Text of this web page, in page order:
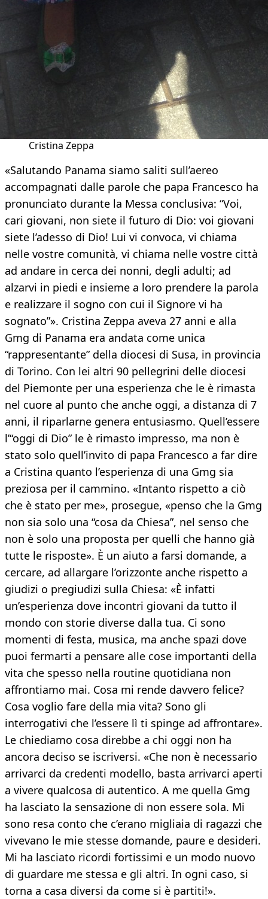
Cristina Zeppa
«Salutando Panama siamo saliti sull’aereo
accompagnati dalle parole che papa Francesco ha
pronunciato durante la Messa conclusiva: “Voi,
cari giovani, non siete il futuro di Dio: voi giovani
siete l’adesso di Dio! Lui vi convoca, vi chiama
nelle vostre comunità, vi chiama nelle vostre città
ad andare in cerca dei nonni, degli adulti; ad
alzarvi in piedi e insieme a loro prendere la parola
e realizzare il sogno con cui il Signore vi ha
sognato”». Cristina Zeppa aveva 27 anni e alla
Gmg di Panama era andata come unica
“rappresentante” della diocesi di Susa, in provincia
di Torino. Con lei altri 90 pellegrini delle diocesi
del Piemonte per una esperienza che le è rimasta
nel cuore al punto che anche oggi, a distanza di 7
anni, il riparlarne genera entusiasmo. Quell’essere
l’“oggi di Dio” le è rimasto impresso, ma non è
stato solo quell’invito di papa Francesco a far dire
a Cristina quanto l’esperienza di una Gmg sia
preziosa per il cammino. «Intanto rispetto a ciò
che è stato per me», prosegue, «penso che la Gmg
non sia solo una “cosa da Chiesa”, nel senso che
non è solo una proposta per quelli che hanno già
tutte le risposte». È un aiuto a farsi domande, a
cercare, ad allargare l’orizzonte anche rispetto a
giudizi o pregiudizi sulla Chiesa: «È infatti
un’esperienza dove incontri giovani da tutto il
mondo con storie diverse dalla tua. Ci sono
momenti di festa, musica, ma anche spazi dove
puoi fermarti a pensare alle cose importanti della
vita che spesso nella routine quotidiana non
affrontiamo mai. Cosa mi rende davvero felice?
Cosa voglio fare della mia vita? Sono gli
interrogativi che l’essere lì ti spinge ad affrontare».
Le chiediamo cosa direbbe a chi oggi non ha
ancora deciso se iscriversi. «Che non è necessario
arrivarci da credenti modello, basta arrivarci aperti
a vivere qualcosa di autentico. A me quella Gmg
ha lasciato la sensazione di non essere sola. Mi
sono resa conto che c’erano migliaia di ragazzi che
vivevano le mie stesse domande, paure e desideri.
Mi ha lasciato ricordi fortissimi e un modo nuovo
di guardare me stessa e gli altri. In ogni caso, si
torna a casa diversi da come si è partiti!».